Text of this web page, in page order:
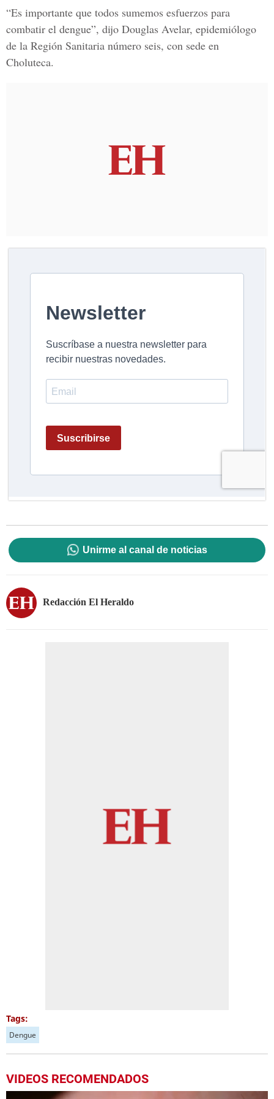
“Es importante que todos sumemos esfuerzos para
combatir el dengue”, dijo Douglas Avelar, epidemiólogo
de la Región Sanitaria número seis, con sede en
Choluteca.
Unirme al canal de noticias
Redacción El Heraldo
Tags:
Dengue
VIDEOS RECOMENDADOS